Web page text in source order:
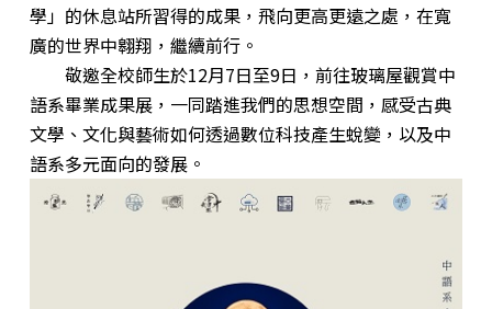
學」的休息站所習得的成果，飛向更高更遠之處，在寬
廣的世界中翱翔，繼續前行。
敬邀全校師生於12月7日至9日，前往玻璃屋觀賞中
語系畢業成果展，一同踏進我們的思想空間，感受古典
文學、文化與藝術如何透過數位科技產生蛻變，以及中
語系多元面向的發展。